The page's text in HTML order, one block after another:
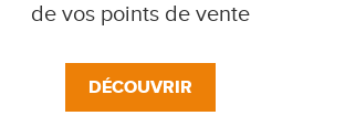
de vos points de vente
DÉCOUVRIR